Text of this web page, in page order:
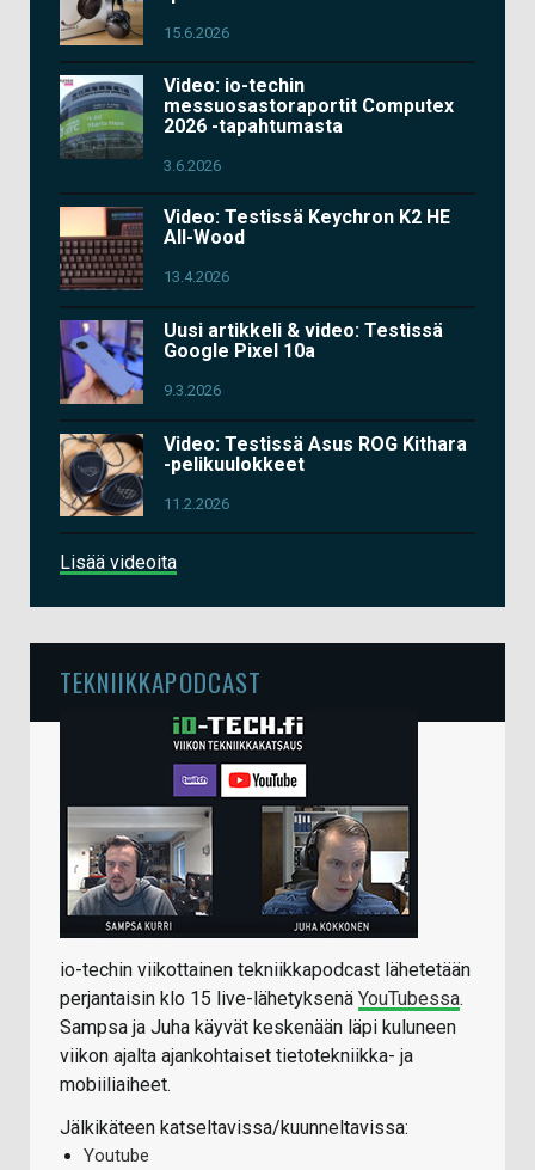
15.6.2026
Video: io-techin
messuosastoraportit Computex
2026 -tapahtumasta
3.6.2026
Video: Testissä Keychron K2 HE
All-Wood
13.4.2026
Uusi artikkeli & video: Testissä
Google Pixel 10a
9.3.2026
Video: Testissä Asus ROG Kithara
-pelikuulokkeet
11.2.2026
Lisää videoita
TEKNIIKKAPODCAST
io-techin viikottainen tekniikkapodcast lähetetään
perjantaisin klo 15 live-lähetyksenä YouTubessa.
Sampsa ja Juha käyvät keskenään läpi kuluneen
viikon ajalta ajankohtaiset tietotekniikka- ja
mobiiliaiheet.
Jälkikäteen katseltavissa/kuunneltavissa:
Youtube